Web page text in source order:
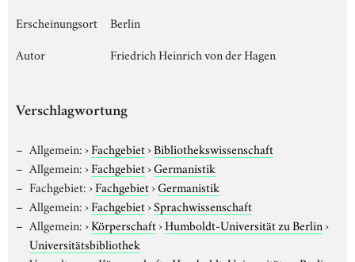
Erscheinungsort
Berlin
Autor
Friedrich Heinrich von der Hagen
Verschlagwortung
Allgemein:›Fachgebiet›Bibliothekswissenschaft
Allgemein:›Fachgebiet›Germanistik
Fachgebiet:›Fachgebiet›Germanistik
Allgemein:›Fachgebiet›Sprachwissenschaft
Allgemein:›Körperschaft›Humboldt-Universität zu Berlin›
Universitätsbibliothek